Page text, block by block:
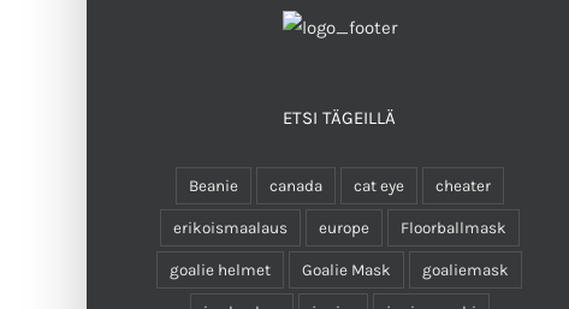
ETSI TÄGEILLÄ
Beanie canada cat eye cheater
erikoismaalaus europe Floorballmask
goalie helmet Goalie Mask goaliemask